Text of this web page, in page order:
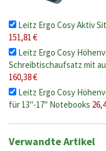
Leitz Ergo Cosy Aktiv
151,81 €
Leitz Ergo Cosy
Schreibtischaufsatz mit
160,38 €
Leitz Ergo Cosy
für 13"-17" Notebooks
Verwandte Artikel